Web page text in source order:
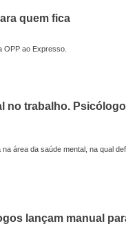
quem fica
OPP ao Expresso.
no trabalho.
área da saúde mental, na qual
lançam manual